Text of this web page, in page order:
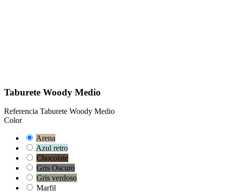
Taburete Woody Medio
Referencia Taburete Woody Medio
Color
Arena
Azul retro
Chocolate
Gris Oscuro
Gris verdoso
Marfil